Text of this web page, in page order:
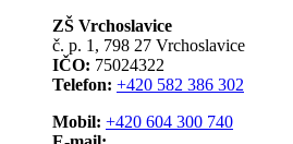
ZŠ Vrchoslavice
č. p. 1, 798 27 Vrchoslavice
IČO: 75024322
Telefon: +420 582 386 302
Mobil: +420 604 300 740